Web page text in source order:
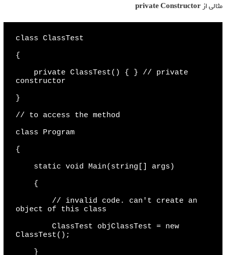
مثالی ازprivate Constructor
class ClassTest
{
private ClassTest() { } // private
constructor
}
// to access the method
class Program
{
static void Main(string[] args)
{
// invalid code. can't create an
object of this class
ClassTest objClassTest = new
ClassTest();
}